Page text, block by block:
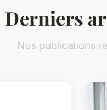
Derniers
Nos publications